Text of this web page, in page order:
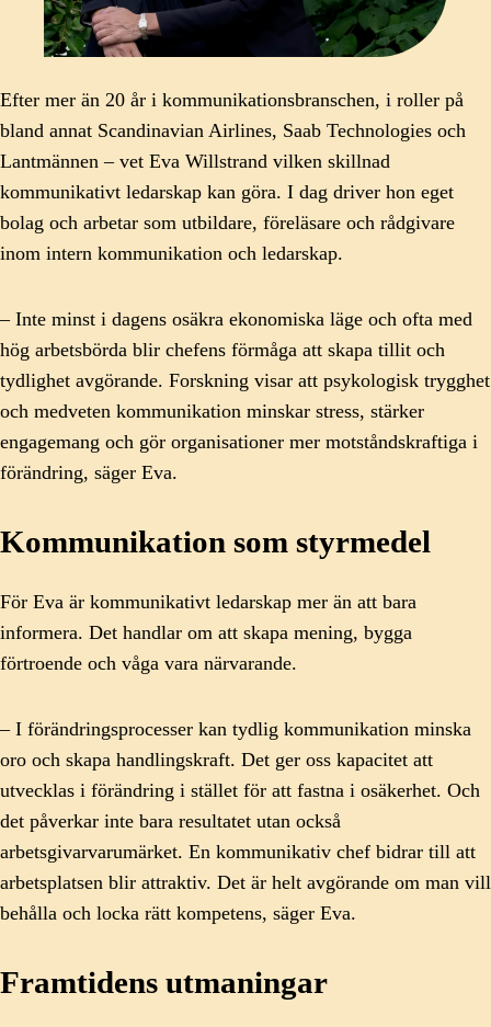
Efter mer än 20 år i kommunikationsbranschen, i roller på
bland annat Scandinavian Airlines, Saab Technologies och
Lantmännen – vet Eva Willstrand vilken skillnad
kommunikativt ledarskap kan göra. I dag driver hon eget
bolag och arbetar som utbildare, föreläsare och rådgivare
inom intern kommunikation och ledarskap.
– Inte minst i dagens osäkra ekonomiska läge och ofta med
hög arbetsbörda blir chefens förmåga att skapa tillit och
tydlighet avgörande. Forskning visar att psykologisk trygghet
och medveten kommunikation minskar stress, stärker
engagemang och gör organisationer mer motståndskraftiga i
förändring, säger Eva.
Kommunikation som styrmedel
För Eva är kommunikativt ledarskap mer än att bara
informera. Det handlar om att skapa mening, bygga
förtroende och våga vara närvarande.
– I förändringsprocesser kan tydlig kommunikation minska
oro och skapa handlingskraft. Det ger oss kapacitet att
utvecklas i förändring i stället för att fastna i osäkerhet. Och
det påverkar inte bara resultatet utan också
arbetsgivarvarumärket. En kommunikativ chef bidrar till att
arbetsplatsen blir attraktiv. Det är helt avgörande om man vill
behålla och locka rätt kompetens, säger Eva.
Framtidens utmaningar